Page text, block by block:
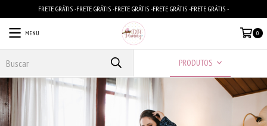
FRETE GRÁTIS -FRETE GRÁTIS -FRETE GRÁTIS -FRETE GRÁTIS -FRETE GRÁTIS -
MENU 0
PRODUTOS